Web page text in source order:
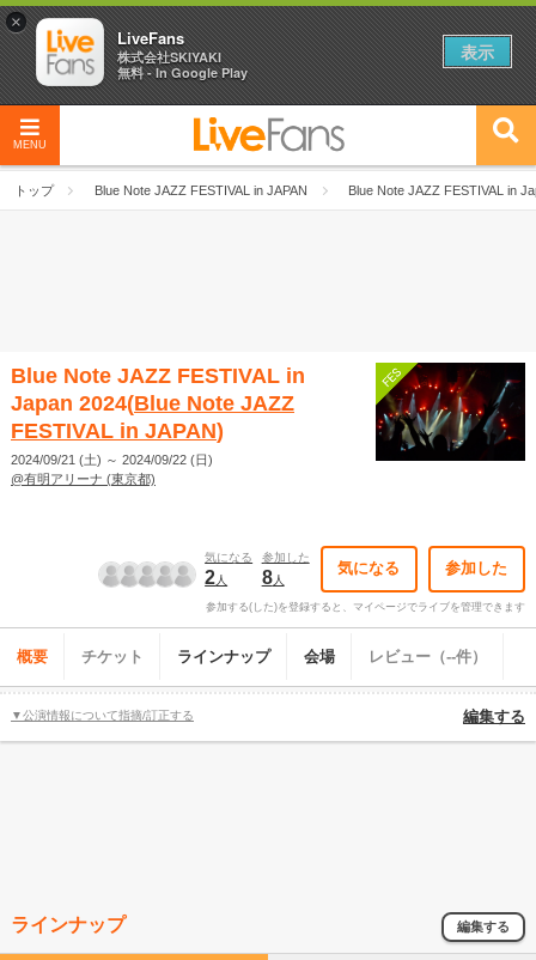
MENU
トップ Blue Note JAZZ FESTIVAL in JAPAN Blue Note JAZZ FESTIVAL in
Blue Note JAZZ FESTIVAL in
Japan 2024(Blue Note JAZZ
FESTIVAL in JAPAN)
2024/09/21 (土) ～ 2024/09/22 (日)
@有明アリーナ (東京都)
気になる
2人
参加した
8人
気になる 参加した
参加する(した)を登録すると、マイページでライブを管理できます
概要 チケット ラインナップ 会場 レビュー（--件）
▼公演情報について指摘/訂正する 編集する
ラインナップ 編集する
×
LiveFans
株式会社SKIYAKI
無料 - In Google Play
表示